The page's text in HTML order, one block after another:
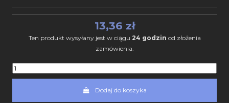
13,36 zł
Ten produkt wysyłany jest w ciągu 24 godzin od złożenia
zamówienia.
Dodaj do koszyka